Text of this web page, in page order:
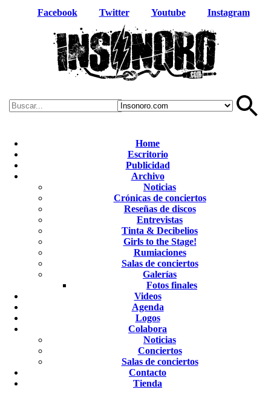
Facebook Twitter Youtube Instagram
Home
Escritorio
Publicidad
Archivo
Noticias
Crónicas de conciertos
Reseñas de discos
Entrevistas
Tinta & Decibelios
Girls to the Stage!
Rumiaciones
Salas de conciertos
Galerías
Fotos finales
Videos
Agenda
Logos
Colabora
Noticias
Conciertos
Salas de conciertos
Contacto
Tienda